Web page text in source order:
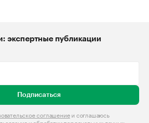
экспертные публикации
Подписаться
соглашениеи соглашаюсь